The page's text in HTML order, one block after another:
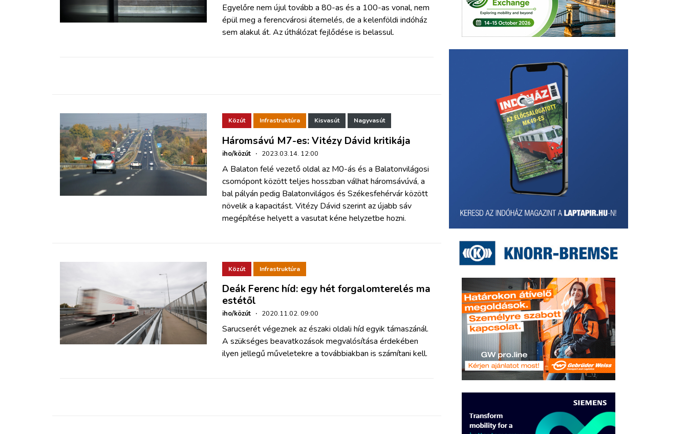
WEBSHOP
BELÉPÉS
Egyelőre nem újul tovább a 80-as és a 100-as vonal, nem
épül meg a ferencvárosi átemelés, de a kelenföldi indóház
sem alakul át. Az úthálózat fejlődése is belassul.
Közút Infrastruktúra Kisvasút Nagyvasút
Háromsávú M7-es: Vitézy Dávid kritikája
iho/közút · 2023.03.14. 12:00
A Balaton felé vezető oldal az M0-ás és a Balatonvilágosi
csomópont között teljes hosszban válhat háromsávúvá, a
bal pályán pedig Balatonvilágos és Székesfehérvár között
növelik a kapacitást. Vitézy Dávid szerint az újabb sáv
megépítése helyett a vasutat kéne helyzetbe hozni.
Közút Infrastruktúra
Deák Ferenc híd: egy hét forgalomterelés ma
estétől
iho/közút · 2020.11.02. 09:00
Sarucserét végeznek az északi oldali híd egyik támaszánál.
A szükséges beavatkozások megvalósítása érdekében
ilyen jellegű műveletekre a továbbiakban is számítani kell.